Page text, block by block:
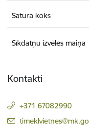
Satura koks
Sīkdatņu izvēles maiņa
Kontakti
+371 67082990
E-pasts: